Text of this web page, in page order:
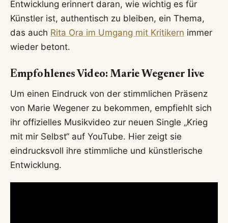
Entwicklung erinnert daran, wie wichtig es für
Künstler ist, authentisch zu bleiben, ein Thema,
das auch Rita Ora im Umgang mit Kritikern immer
wieder betont.
Empfohlenes Video: Marie Wegener live
Um einen Eindruck von der stimmlichen Präsenz
von Marie Wegener zu bekommen, empfiehlt sich
ihr offizielles Musikvideo zur neuen Single „Krieg
mit mir Selbst“ auf YouTube. Hier zeigt sie
eindrucksvoll ihre stimmliche und künstlerische
Entwicklung.